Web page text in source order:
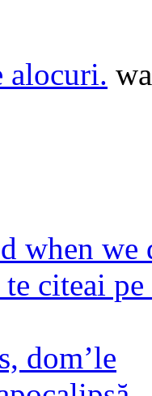
alocuri.
when we
citeai
dom’le